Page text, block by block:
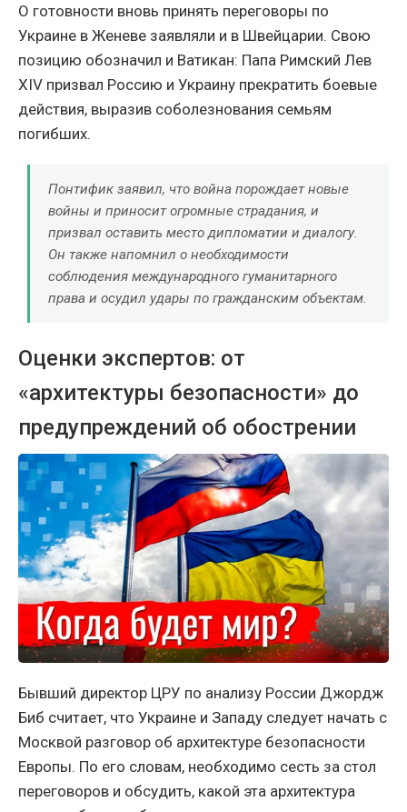
О готовности вновь принять переговоры по
Украине в Женеве заявляли и в Швейцарии. Свою
позицию обозначил и Ватикан: Папа Римский Лев
XIV призвал Россию и Украину прекратить боевые
действия, выразив соболезнования семьям
погибших.
Понтифик заявил, что война порождает новые
войны и приносит огромные страдания, и
призвал оставить место дипломатии и диалогу.
Он также напомнил о необходимости
соблюдения международного гуманитарного
права и осудил удары по гражданским объектам.
Оценки экспертов: от
«архитектуры безопасности» до
предупреждений об обострении
Бывший директор ЦРУ по анализу России Джордж
Биб считает, что Украине и Западу следует начать с
Москвой разговор об архитектуре безопасности
Европы. По его словам, необходимо сесть за стол
переговоров и обсудить, какой эта архитектура